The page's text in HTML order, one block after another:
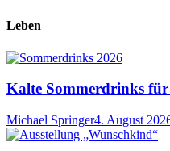
Leben
Kalte Sommerdrinks für
Michael Springer4. August